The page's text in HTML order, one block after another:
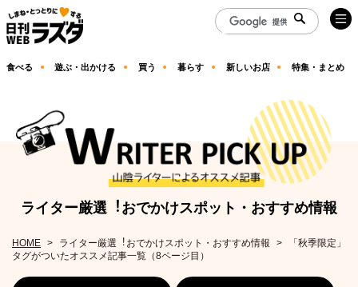
食べる 遊ぶ・出かける 買う 暮らす 新しいお店 特集・まとめ
ライター厳選︕おでかけスポット・おすすめ情報
HOME ライター厳選︕おでかけスポット・おすすめ情報
「秋季限定」
タグがついたオススメ記事一覧（8ページ目）